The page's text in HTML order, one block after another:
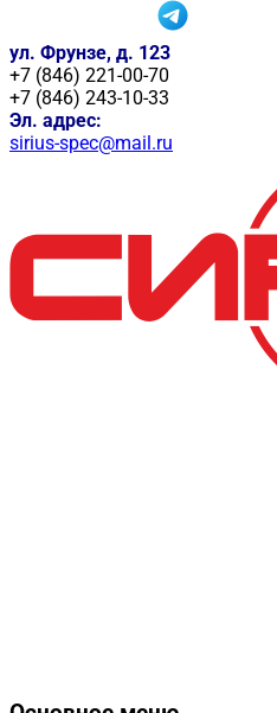
ул. Фрунзе, д. 123
+7 (846) 221-00-70
+7 (846) 243-10-33
Эл. адрес:
sirius-spec@mail.ru